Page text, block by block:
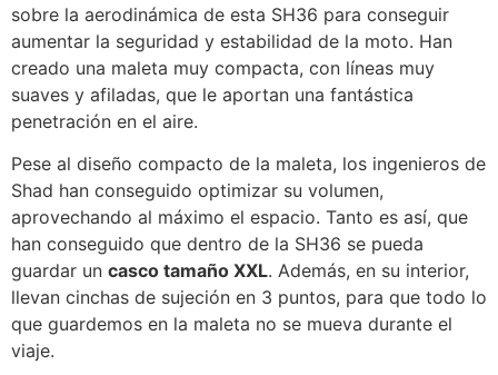
sobre la aerodinámica de esta SH36 para conseguir
aumentar la seguridad y estabilidad de la moto. Han
creado una maleta muy compacta, con líneas muy
suaves y afiladas, que le aportan una fantástica
penetración en el aire.
Pese al diseño compacto de la maleta, los ingenieros de
Shad han conseguido optimizar su volumen,
aprovechando al máximo el espacio. Tanto es así, que
han conseguido que dentro de la SH36 se pueda
guardar un casco tamaño XXL. Además, en su interior,
llevan cinchas de sujeción en 3 puntos, para que todo lo
que guardemos en la maleta no se mueva durante el
viaje.